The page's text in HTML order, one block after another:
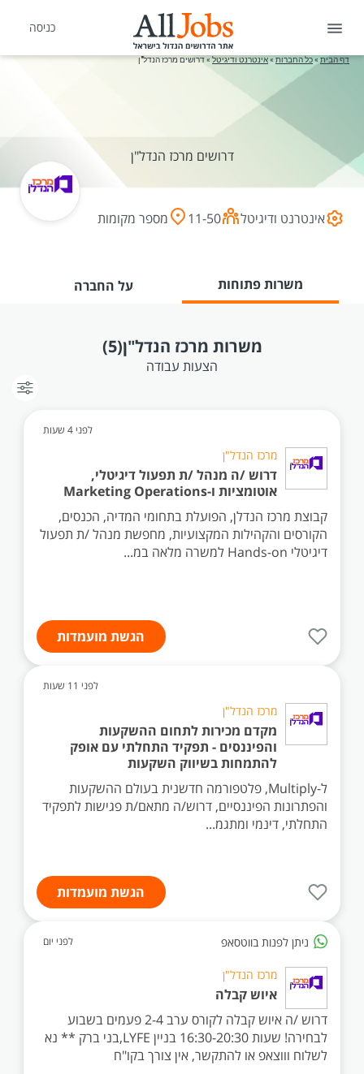
כניסה
דף הבית »כל החברות »אינטרנט ודיגיטל »דרושים מרכז הנדל"ן
דרושים מרכז הנדל"ן
אינטרנט ודיגיטל 11-50 מספר מקומות
משרות פתוחות על החברה
משרות מרכז הנדל"ן(5)
הצעות עבודה
לפני 4 שעות
מרכז הנדל"ן
דרוש /ה מנהל /ת תפעול דיגיטלי,
אוטומציות ו-Marketing Operations
קבוצת מרכז הנדלן, הפועלת בתחומי המדיה, הכנסים,
הקורסים והקהילות המקצועיות, מחפשת מנהל /ת תפעול
דיגיטלי Hands-on למשרה מלאה במ...
הגשת מועמדות
לפני 11 שעות
מרכז הנדל"ן
מקדם מכירות לתחום ההשקעות
והפיננסים - תפקיד התחלתי עם אופק
להתמחות בשיווק השקעות
ל-Multiply, פלטפורמה חדשנית בעולם ההשקעות
והפתרונות הפיננסיים, דרוש/ה מתאם/ת פגישות לתפקיד
התחלתי, דינמי ומתגמ...
הגשת מועמדות
ניתן לפנות בווטסאפ לפני יום
מרכז הנדל"ן
איוש קבלה
דרוש /ה איוש קבלה לקורס ערב 2-4 פעמים בשבוע
לבחירה! שעות 16:30-20:30 בניין LYFE,בני ברק ** נא
לשלוח וווצאפ או להתקשר, אין צורך בקו"ח